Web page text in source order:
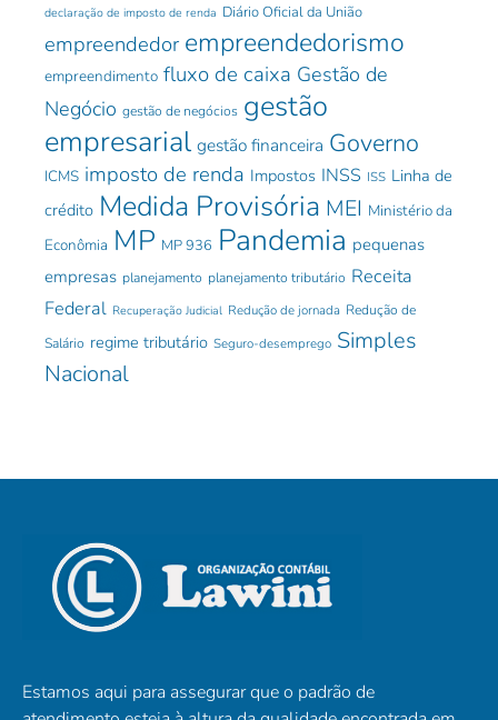
declaração de imposto de renda Diário Oficial da União
empreendedor empreendedorismo
empreendimento fluxo de caixa Gestão de
Negócio gestão de negócios gestão
empresarial gestão financeira Governo
ICMS imposto de renda Impostos INSS ISS Linha de
crédito Medida Provisória MEI Ministério da
Econômia MP MP 936 Pandemia pequenas
empresas planejamento planejamento tributário Receita
Federal Recuperação Judicial Redução de jornada Redução de
Salário regime tributário Seguro-desemprego Simples
Nacional
Estamos aqui para assegurar que o padrão de